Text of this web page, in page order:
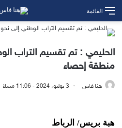
القائمة
منطقة إحصاء
هنا فاس 3 يوليو، 2024 - 11:06 مساءً
هبة بريس/ الرباط